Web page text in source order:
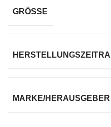
GRÖSSE
MARKE/HERAUSGEBER